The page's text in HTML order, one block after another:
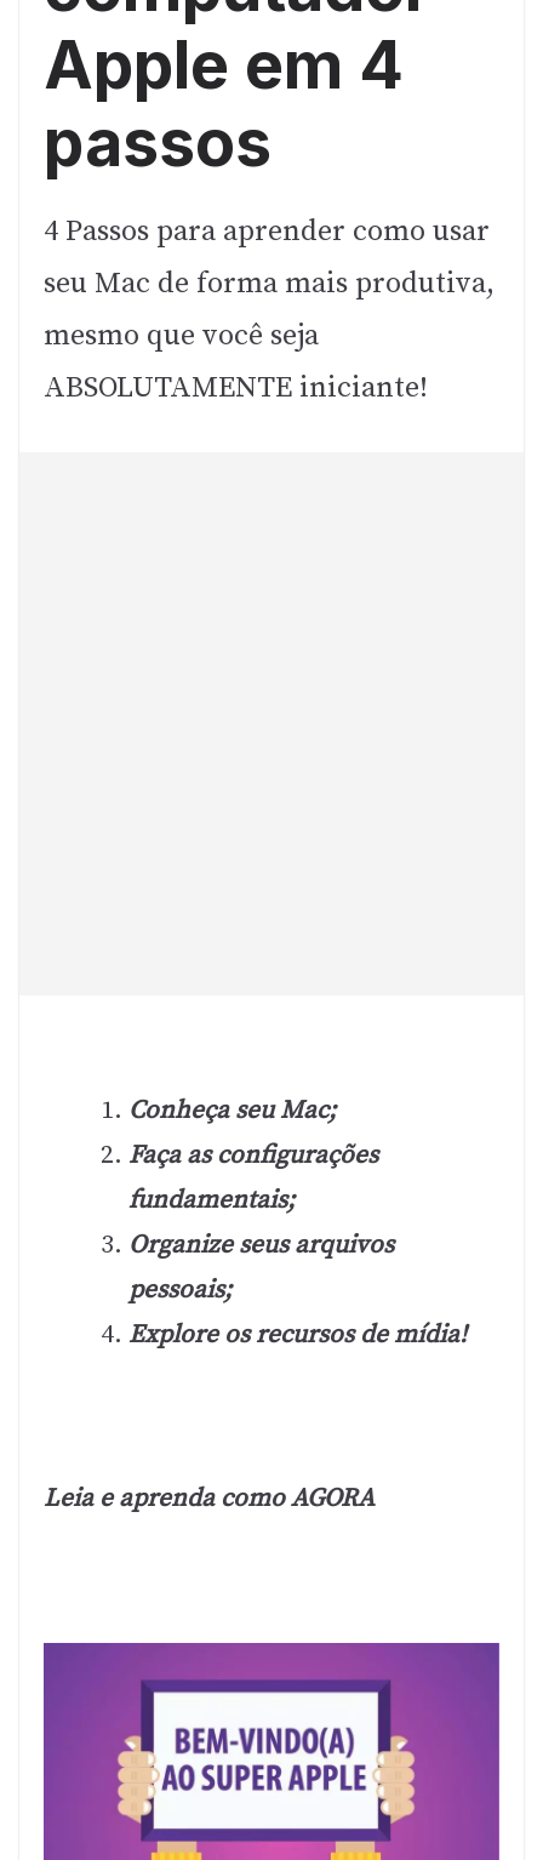
Apple em 4
passos
4 Passos para aprender como usar
seu Mac de forma mais produtiva,
mesmo que você seja
ABSOLUTAMENTE iniciante!
Conheça seu Mac;
Faça as configurações
fundamentais;
Organize seus arquivos
pessoais;
Explore os recursos de mídia!
Leia e aprenda como AGORA